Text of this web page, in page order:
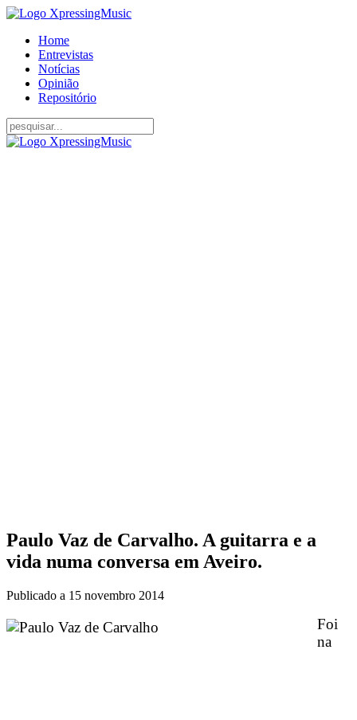
Home
Entrevistas
Notícias
Opinião
Repositório
Paulo Vaz de Carvalho. A guitarra e a
vida numa conversa em Aveiro.
Publicado a 15 novembro 2014
Foi
na